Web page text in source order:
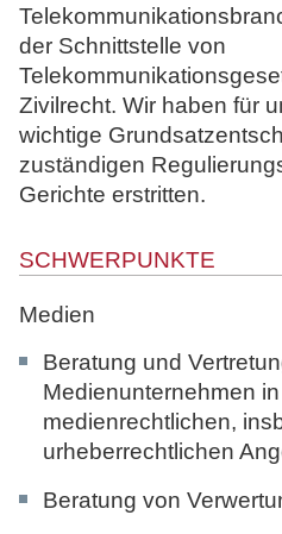
der Schnittstelle von
Zivilrecht. Wir haben für
wichtige
zuständigen
Gerichte erstritten.
SCHWERPUNKTE
Medien
Beratung und
Medienunternehmen
medienrechtlichen,
urheberrechtlichen
Beratung von